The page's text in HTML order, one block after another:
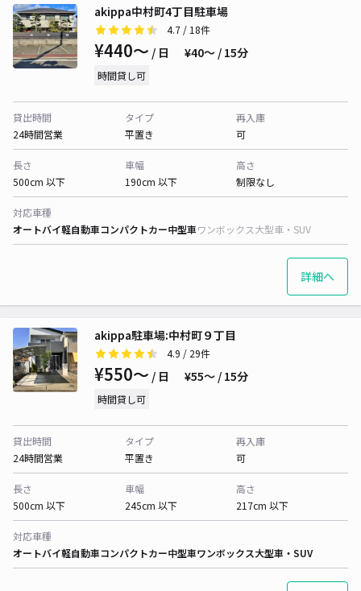
akippa中村町4丁目駐車場
4.7 / 18件
¥440〜 / 日 ¥40〜 / 15分
時間貸し可
貸出時間
24時間営業
タイプ
平置き
再入庫
可
長さ
500cm 以下
車幅
190cm 以下
高さ
制限なし
対応車種
オートバイ軽自動車コンパクトカー中型車ワンボックス大型車・SUV
詳細へ
akippa駐車場:中村町９丁目
4.9 / 29件
¥550〜 / 日 ¥55〜 / 15分
時間貸し可
貸出時間
24時間営業
タイプ
平置き
再入庫
可
長さ
500cm 以下
車幅
245cm 以下
高さ
217cm 以下
対応車種
オートバイ軽自動車コンパクトカー中型車ワンボックス大型車・SUV